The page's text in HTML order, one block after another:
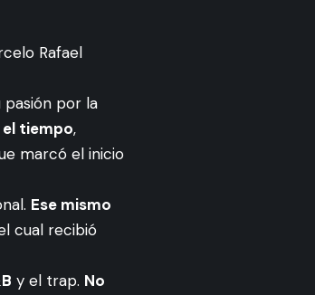
Rafael
pasión por la
el tiempo,
marcó el inicio
Ese mismo
cual recibió
y el trap. No